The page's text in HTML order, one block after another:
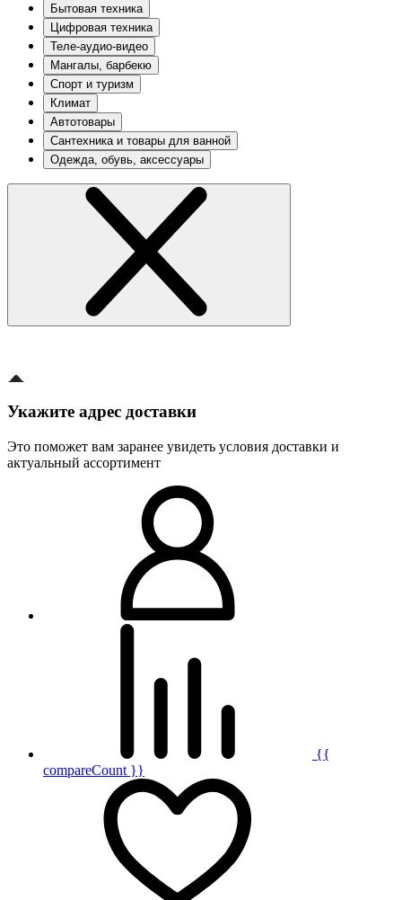
Бытовая техника
Цифровая техника
Теле-аудио-видео
Мангалы, барбекю
Спорт и туризм
Климат
Автотовары
Сантехника и товары для ванной
Одежда, обувь, аксессуары
Укажите адрес доставки
Это поможет вам заранее увидеть условия доставки и
актуальный ассортимент
{{
compareCount }}